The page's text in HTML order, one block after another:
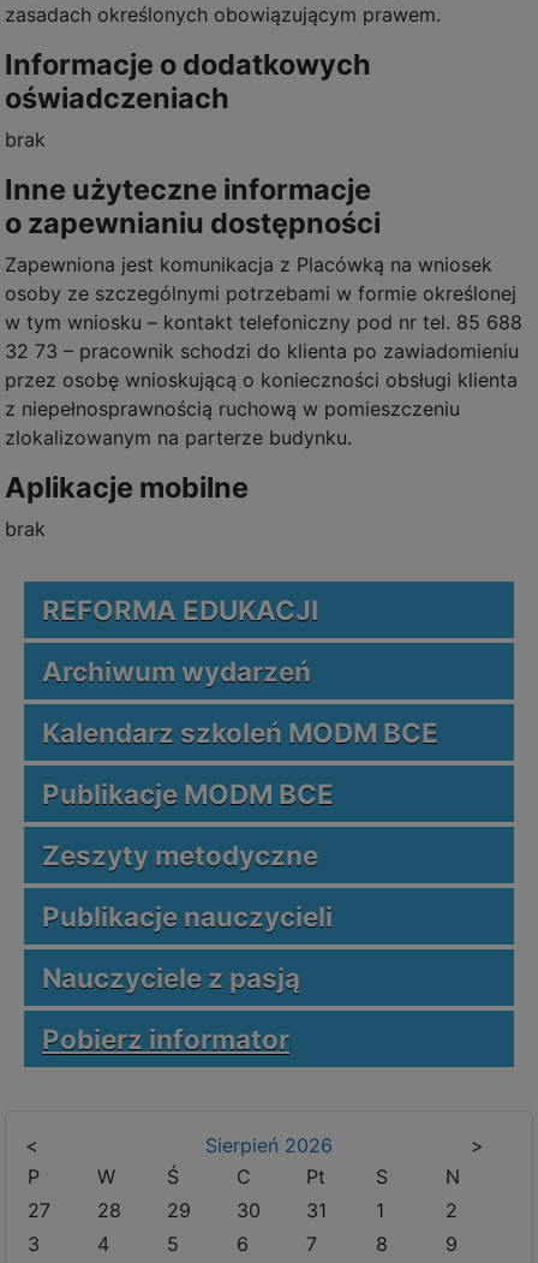
zasadach określonych obowiązującym prawem.
Informacje o dodatkowych
oświadczeniach
brak
Inne użyteczne informacje
o zapewnianiu dostępności
Zapewniona jest komunikacja z Placówką na wniosek
osoby ze szczególnymi potrzebami w formie określonej
w tym wniosku – kontakt telefoniczny pod nr tel. 85 688
32 73 – pracownik schodzi do klienta po zawiadomieniu
przez osobę wnioskującą o konieczności obsługi klienta
z niepełnosprawnością ruchową w pomieszczeniu
zlokalizowanym na parterze budynku.
Aplikacje mobilne
brak
REFORMA EDUKACJI
Archiwum wydarzeń
Kalendarz szkoleń MODM BCE
Publikacje MODM BCE
Zeszyty metodyczne
Publikacje nauczycieli
Nauczyciele z pasją
Pobierz informator
< Sierpień 2026
>
P
W Ś C Pt S
N
27
28 29 30 31 1
2
3
4 5 6 7 8
9